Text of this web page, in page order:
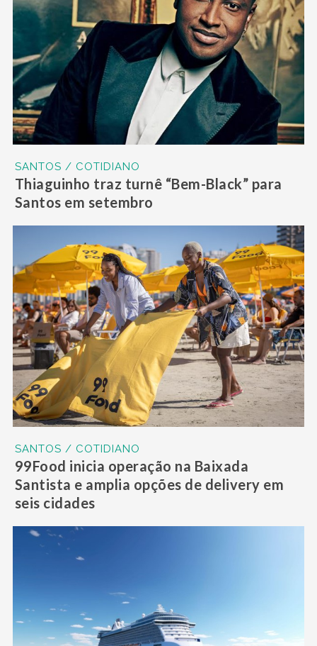
SANTOS / COTIDIANO
Thiaguinho traz turnê “Bem-Black” para
Santos em setembro
SANTOS / COTIDIANO
99Food inicia operação na Baixada
Santista e amplia opções de delivery em
seis cidades